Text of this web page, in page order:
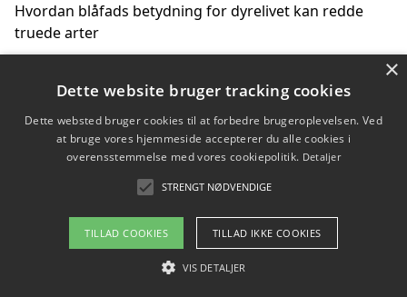
Hvordan blåfads betydning for dyrelivet kan redde
truede arter
Hvordan kan gaver til unge voksne støtte bevarelsen
Copyright 2026 - Pilanto Aps
Om / kontakt
Blog Betingelser
×
Dette website bruger tracking cookies
Dette websted bruger cookies til at forbedre brugeroplevelsen. Ved
at bruge vores hjemmeside accepterer du alle cookies i
overensstemmelse med vores cookiepolitik. Detaljer
STRENGT NØDVENDIGE
TILLAD COOKIES TILLAD IKKE COOKIES
VIS DETALJER